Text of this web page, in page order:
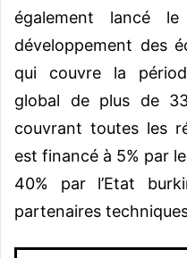
également lancé le
développement des
qui couvre la
global de plus de
couvrant toutes les
est financé à 5% par
40% par l’Etat
partenaires